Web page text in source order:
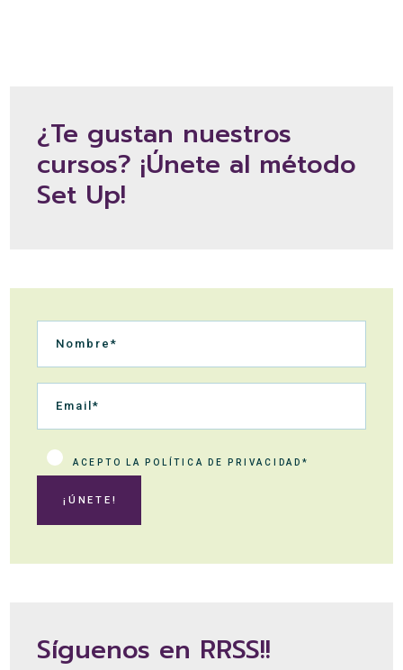
¿Te gustan nuestros
cursos? ¡Únete al método
Set Up!
ACEPTO LA POLÍTICA DE PRIVACIDAD*
¡ÚNETE!
Síguenos en RRSS!!